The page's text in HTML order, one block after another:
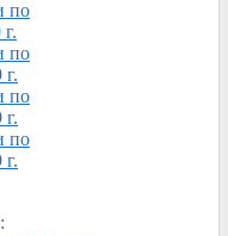
по
по
по
по